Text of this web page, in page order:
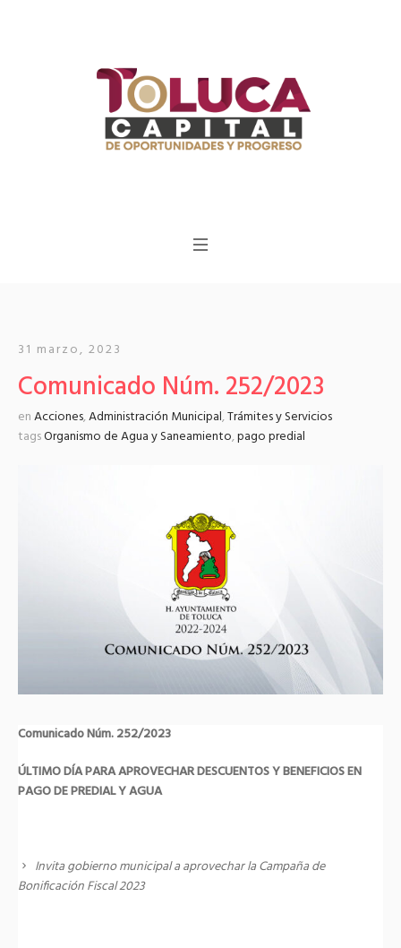
31 marzo, 2023
Comunicado Núm. 252/2023
enAcciones,Administración Municipal,Trámites y Servicios
tagsOrganismo de Agua y Saneamiento,pago predial
Comunicado Núm. 252/2023
ÚLTIMO DÍA PARA APROVECHAR DESCUENTOS Y BENEFICIOS EN
PAGO DE PREDIAL Y AGUA
Invita gobierno municipal a aprovechar la Campaña de
Bonificación Fiscal 2023